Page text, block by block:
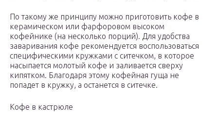
По такому же принципу можно приготовить кофе в
керамическом или фарфоровом высоком
кофейнике (на несколько порций). Для удобства
заваривания кофе рекомендуется воспользоваться
специфическими кружками с ситечком, в которое
насыпается молотый кофе и заливается сверху
кипятком. Благодаря этому кофейная гуща не
попадет в кружку, а останется в ситечке.
Кофе в кастрюле